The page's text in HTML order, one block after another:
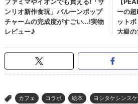
> カフェ コラボ 絵本 ヨシタケシンスケ